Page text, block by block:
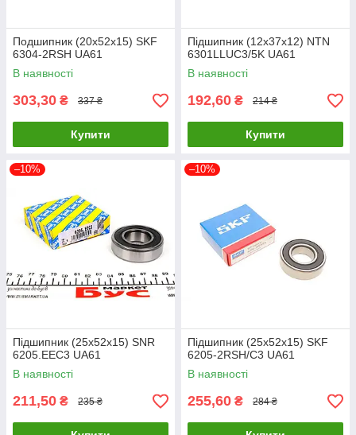
Подшипник (20x52x15) SKF
6304-2RSH UA61
В наявності
303,30 ₴ 337 ₴
Купити
Підшипник (12x37x12) NTN
6301LLUC3/5K UA61
В наявності
192,60 ₴ 214 ₴
Купити
–10%
Підшипник (25x52x15) SNR
6205.EEC3 UA61
В наявності
211,50 ₴ 235 ₴
–10%
Підшипник (25x52x15) SKF
6205-2RSH/C3 UA61
В наявності
255,60 ₴ 284 ₴